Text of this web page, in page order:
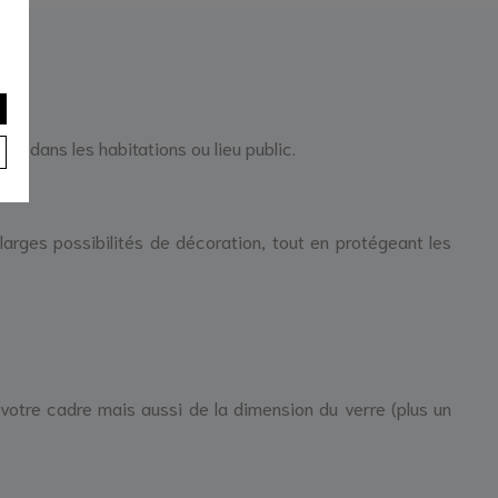
dans les habitations ou lieu public.
possibilités de décoration, tout en protégeant les
cadre mais aussi de la dimension du verre (plus un